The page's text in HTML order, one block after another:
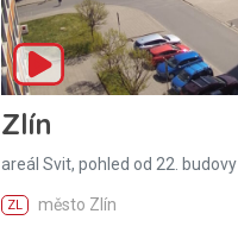
Zlín
areál Svit, pohled od 22. budovy
ZL město Zlín